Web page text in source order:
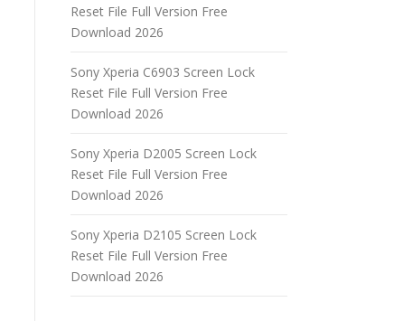
Reset File Full Version Free
Download 2026
Sony Xperia C6903 Screen Lock
Reset File Full Version Free
Download 2026
Sony Xperia D2005 Screen Lock
Reset File Full Version Free
Download 2026
Sony Xperia D2105 Screen Lock
Reset File Full Version Free
Download 2026